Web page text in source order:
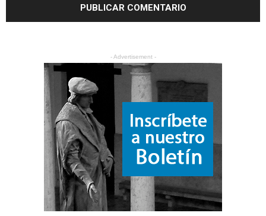
- Advertisement -